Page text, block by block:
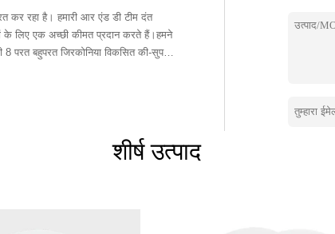
कर रहा है। हमारी आर एंड डी टीम दंत
के लिए एक अच्छी कीमत प्रदान करते हैं।हमने
परत बहुपरत जिरकोनिया विकसित की-सुपर
100 हजार रिक्त टुकड़े/महीने है जो तेजी से
शीर्ष उत्पाद